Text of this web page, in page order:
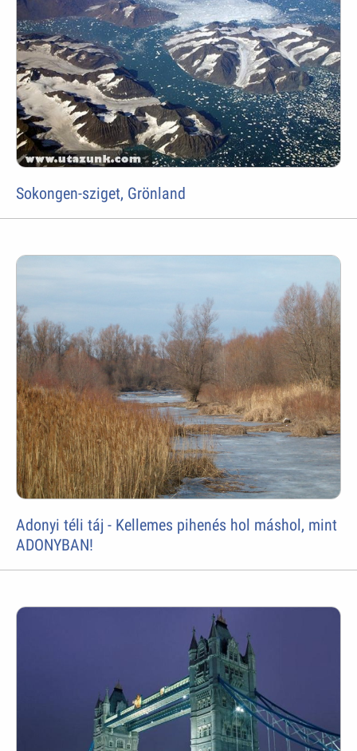
Sokongen-sziget, Grönland
Adonyi téli táj - Kellemes pihenés hol máshol, mint
ADONYBAN!